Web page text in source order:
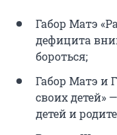
Габор Матэ
дефицита
бороться;
Габор Матэ и
своих детей»
детей и